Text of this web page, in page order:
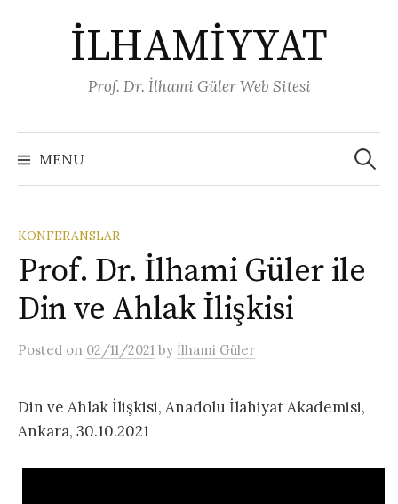
contentİLHAMİYYAT
Prof. Dr. İlhami Güler Web Sitesi
MENU
Arama:
KONFERANSLAR
Prof. Dr. İlhami Güler ile
Din ve Ahlak İlişkisi
Posted on 02/11/2021 by İlhami Güler
Din ve Ahlak İlişkisi, Anadolu İlahiyat Akademisi,
Ankara, 30.10.2021